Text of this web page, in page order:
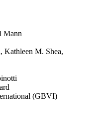
Mann
Kathleen M. Shea,
(GBVI)